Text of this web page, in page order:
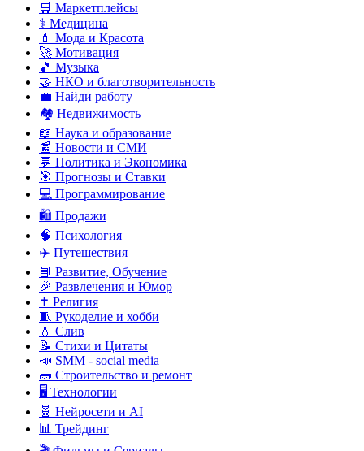
🛒 Маркетплейсы
⚕️ Медицина
💄 Мода и Красота
🚀 Мотивация
🎵 Музыка
🤝 НКО и благотворительность
💼 Найди работу
🏘️ Недвижимость
📖 Наука и образование
📰 Новости и СМИ
💬 Политика и Экономика
🎯 Прогнозы и Ставки
💻 Программирование
🛍️ Продажи
🧠 Психология
✈️ Путешествия
📘 Развитие, Обучение
🎉 Развлечения и Юмор
✝️ Религия
🧵 Рукоделие и хобби
💧 Слив
📝 Стихи и Цитаты
📣 SMM - social media
🧱 Строительство и ремонт
🖥️ Технологии
🧬 Нейросети и AI
📊 Трейдинг